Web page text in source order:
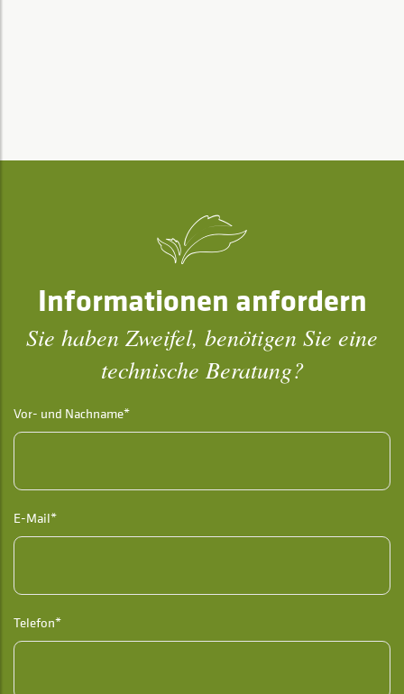
Informationen anfordern
Sie haben Zweifel, benötigen Sie eine
technische Beratung?
Vor- und Nachname*
E-Mail*
Telefon*